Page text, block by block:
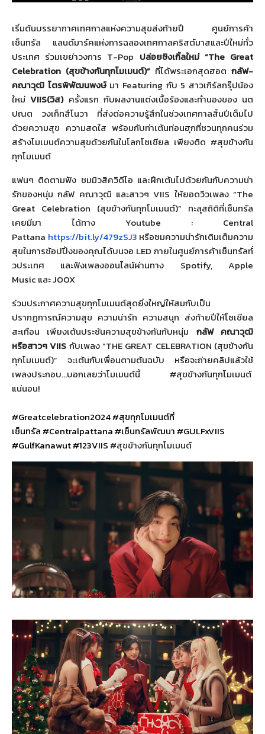
เริ่มต้นบรรยากาศเทศกาลแห่งความสุขส่งท้ายปี ศูนย์การค้า
เซ็นทรัล แลนด์มาร์คแห่งการฉลองเทศกาลคริสต์มาสและปีใหม่ทั่ว
ประเทศ ร่วมเขย่าวงการ T-Pop ปล่อยซิงเกิ้ลใหม่ “The Great
Celebration (สุขข้างกันทุกโมเมนต์)” ที่ได้พระเอกสุดฮอต กลัฟ-
คณาวุฒิ ไตรพิพัฒนพงษ์มา Featuring กับ 5 สาวเกิร์ลกรุ๊ปน้อง
ใหม่VIIS(วิส) ครั้งแรก กับผลงานแต่งเนื้อร้องและทำนองของ นต
ปณต วงเก็ทสึโนวา ที่ส่งต่อความรู้สึกในช่วงเทศกาลสิ้นปีเต็มไป
ด้วยความสุข ความสดใส พร้อมกับท่าเต้นท่อนฮุกที่ชวนทุกคนร่วม
สร้างโมเมนต์ความสุขด้วยกันในโลกโซเชียล เพียงติด #สุขข้างกัน
ทุกโมเมนต์
แฟนๆ ติดตามฟัง ชมมิวสิควิดีโอ และฝึกเต้นไปด้วยกันกับความน่า
รักของหนุ่ม กลัฟ คณาวุฒิ และสาวๆVIIS ให้ยอดวิวเพลง “The
Great Celebration (สุขข้างกันทุกโมเมนต์)” ทะลุสถิติที่เซ็นทรัล
เคยมีมา ได้ทาง Youtube : Central
Pattana https://bit.ly/479zSJ3 หรือชมความน่ารักเติมเต็มความ
สุขในการช้อปปิ้งของคุณได้บนจอ LED ภายในศูนย์การค้าเซ็นทรัลทั่
วประเทศ และฟังเพลงออนไลน์ผ่านทาง Spotify, Apple
Music และJOOX
ร่วมประกาศความสุขทุกโมเมนต์สุดยิ่งใหญ่ให้สมกับเป็น
ปรากฏการณ์ความสุข ความน่ารัก ความสนุก ส่งท้ายปีให้โซเชียล
สะเทือน เพียงเต้นประชันความสุขข้างกันกับหนุ่ม กลัฟ คณาวุฒิ
หรือสาวๆVIIS กับเพลง “THE GREAT CELEBRATION (สุขข้างกัน
ทุกโมเมนต์)” จะเต้นกับเพื่อนตามต้นฉบับ หรือจะถ่ายคลิปแล้วใช้
เพลงประกอบ…บอกเลยว่าโมเมนต์นี้
#สุขข้างกันทุกโมเมนต์
แน่นอน!
#Greatcelebration2024 #สุขทุกโมเมนต์ที่
เซ็นทรัล #Centralpattana #เซ็นทรัลพัฒนา #GULFxVIIS
#GulfKanawut #123VIIS #สุขข้างกันทุกโมเมนต์